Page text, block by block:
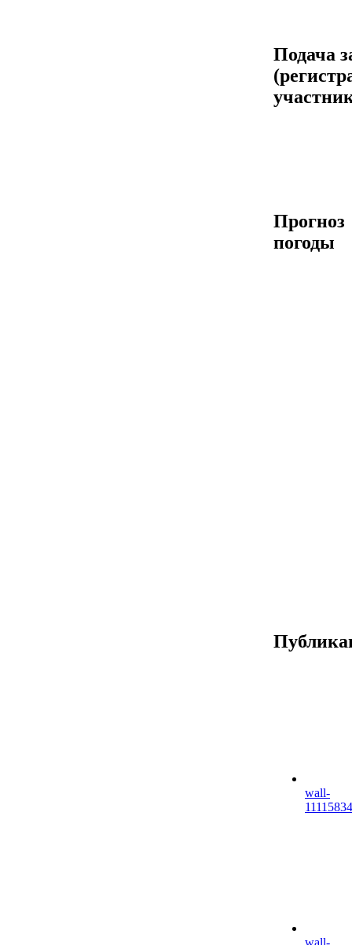
Подача
Прогноз
погоды
wall-